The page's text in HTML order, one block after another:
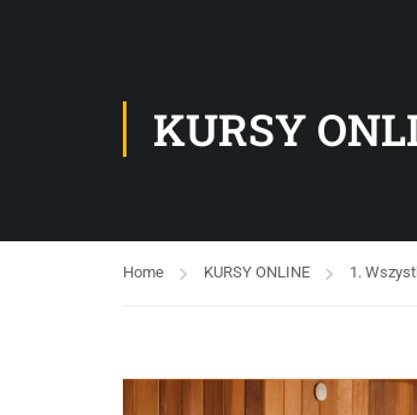
KURSY
Home KURSY ONLINE 1.